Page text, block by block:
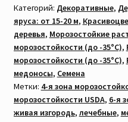
широколистная
(Семена
2021г.
Цена
за
20шт.
Морозостойкость
до
Категорий: Декоративные,
яруса: от 15-20 м,
деревья, Морозостойкие
морозостойкости (до -35°C),
морозостойкости (до -35°C),
медоносы, Семена
Метки: 4-я зона
морозостойкости USDA, 6-я
живая изгородь, лечебные,